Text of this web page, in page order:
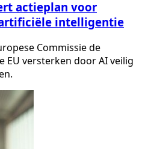
actieplan voor
intelligentie
Commissie de
EU versterken door AI veilig